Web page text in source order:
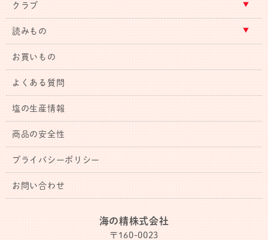
クラブ
読みもの
お買いもの
よくある質問
塩の生産情報
商品の安全性
プライバシーポリシー
お問い合わせ
海の精株式会社
〒160-0023